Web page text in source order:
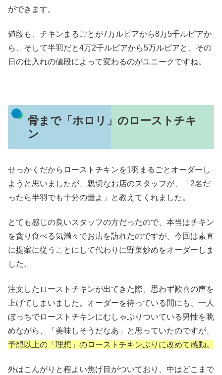
ができます。
値段も、チキンまるごとが7万ルピアから8万5千ルピアか
ら、そして半羽だと4万2千ルピアから5万ルピアと、その
日の仕入れの値段によって変わるのがユニークですね。
骨まで「ホロリ」のローストチキ
ン
せっかくだからローストチキンを1羽まるごとオーダーし
ようと思いましたが、親切なお店のスタッフが、「2名だ
ったら半羽でも十分の量よ」と教えてくれました。
とても感じの良いスタッフの方だったので、本当はチキン
を貪り食べる気満々でお店を訪れたのですが、今回は素直
に提案に従うことにして代わりに野菜炒めをオーダーしま
した。
注文したローストチキンが出てきた際、思わず歓喜の声を
上げてしまいました。オーダーを待っている間にも、一人
ぼっちでローストチキンにむしゃぶりついている男性を眺
めながら、「美味しそうだなあ」と思っていたのですが、
予想以上の「理想」のローストチキンぶりに改めて感動。
外はこんがりと程よい焦げ目がついており、中はどこまで